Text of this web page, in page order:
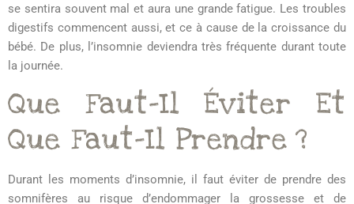
se sentira souvent mal et aura une grande fatigue. Les troubles
digestifs commencent aussi, et ce à cause de la croissance du
bébé. De plus, l’insomnie deviendra très fréquente durant toute
la journée.
Que Faut-Il Éviter Et
Que Faut-Il Prendre ?
Durant les moments d’insomnie, il faut éviter de prendre des
somnifères au risque d’endommager la grossesse et de